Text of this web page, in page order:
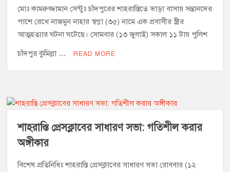
মোঃ কামরুজ্জামান সেন্টুঃ চাঁদপুরের শাহরাস্তিতে ভাড়া বাসায় সন্তানদের
পাশে রেখে নাজমুন নাহার স্বপ্না (৩৫) নামে এক প্রবাসীর স্ত্রীর
আত্মহত্যার ঘটনা ঘটেছে। সোমবার (১৩ জুলাই) সকাল ১১ টায় পুলিশ
চাঁদপুর কুমিল্লা … READ MORE
শাহরাস্তি প্রেসক্লাবের সাধারণ সভা: গতিশীল করার
অঙ্গীকার
বিশেষ প্রতিনিধিঃ শাহরাস্তি প্রেসক্লাবের সাধারণ সভা রোববার (১২